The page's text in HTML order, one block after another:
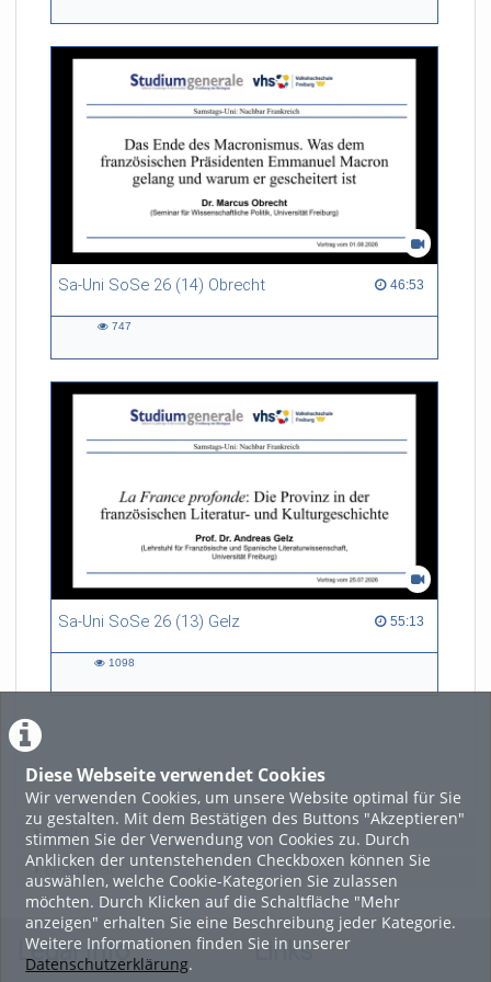
Diese Webseite verwendet Cookies
Wir verwenden Cookies, um unsere Website optimal für Sie
zu gestalten. Mit dem Bestätigen des Buttons "Akzeptieren"
stimmen Sie der Verwendung von Cookies zu. Durch
Anklicken der untenstehenden Checkboxen können Sie
auswählen, welche Cookie-Kategorien Sie zulassen
möchten. Durch Klicken auf die Schaltfläche "Mehr
anzeigen" erhalten Sie eine Beschreibung jeder Kategorie.
Weitere Informationen finden Sie in unserer
Datenschutzerklärung.
Sa-Uni SoSe 26 (14) Obrecht 46:53
46:53 duration
747
Sa-Uni SoSe 26 (13) Gelz 55:13
55:13 duration
1098
LADE MEHR
Featured
Beliebtheit
Legal Info Links